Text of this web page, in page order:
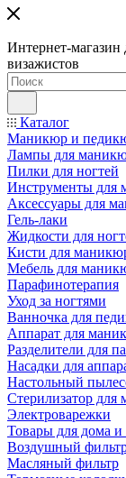
Интернет-магазин
визажистов
Каталог
Маникюр и
Лампы для
Пилки для ногтей
Инструменты для
Аксессуары для
Гель-лаки
Жидкости для
Кисти для
Мебель для
Парафинотерапия
Уход за ногтями
Ванночка для
Аппарат для
Разделители для
Насадки для
Настольный
Стерилизатор
Электроварежки
Товары для дома и
Воздушный
Масляный фильтр